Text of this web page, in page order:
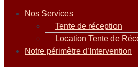
Nos Services
Tente de réception
Location Tente de
Notre périmètre d’Intervention